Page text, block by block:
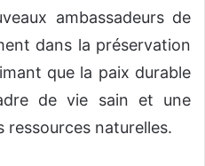
ambassadeurs de
dans la préservation
que la paix durable
de vie sain et une
ressources naturelles.